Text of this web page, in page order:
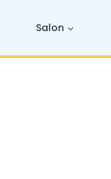
Salon